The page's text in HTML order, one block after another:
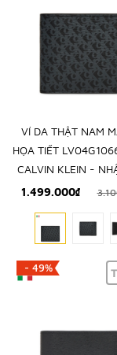
VÍ DA THẬT NAM
HỌA TIẾT
CALVIN KLEIN -
CHÍNH HÃNG
1.499.000₫
- 49%